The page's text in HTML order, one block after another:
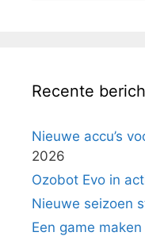
Recente
Nieuwe accu’s
2026
Ozobot Evo in
Nieuwe seizoen
Een game